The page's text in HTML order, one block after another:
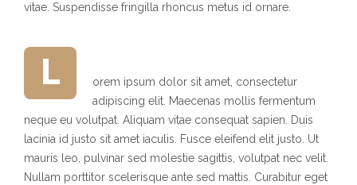
vitae. Suspendisse fringilla rhoncus metus id ornare.
L
orem ipsum dolor sit amet, consectetur
adipiscing elit. Maecenas mollis fermentum
neque eu volutpat. Aliquam vitae consequat sapien. Duis
lacinia id justo sit amet iaculis. Fusce eleifend elit justo. Ut
mauris leo, pulvinar sed molestie sagittis, volutpat nec velit.
Nullam porttitor scelerisque ante sed mattis. Curabitur eget